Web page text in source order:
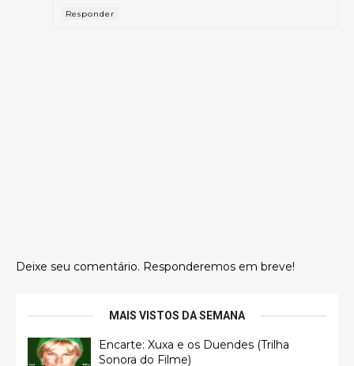
Responder
Deixe seu comentário. Responderemos em breve!
MAIS VISTOS DA SEMANA
Encarte: Xuxa e os Duendes (Trilha
Sonora do Filme)